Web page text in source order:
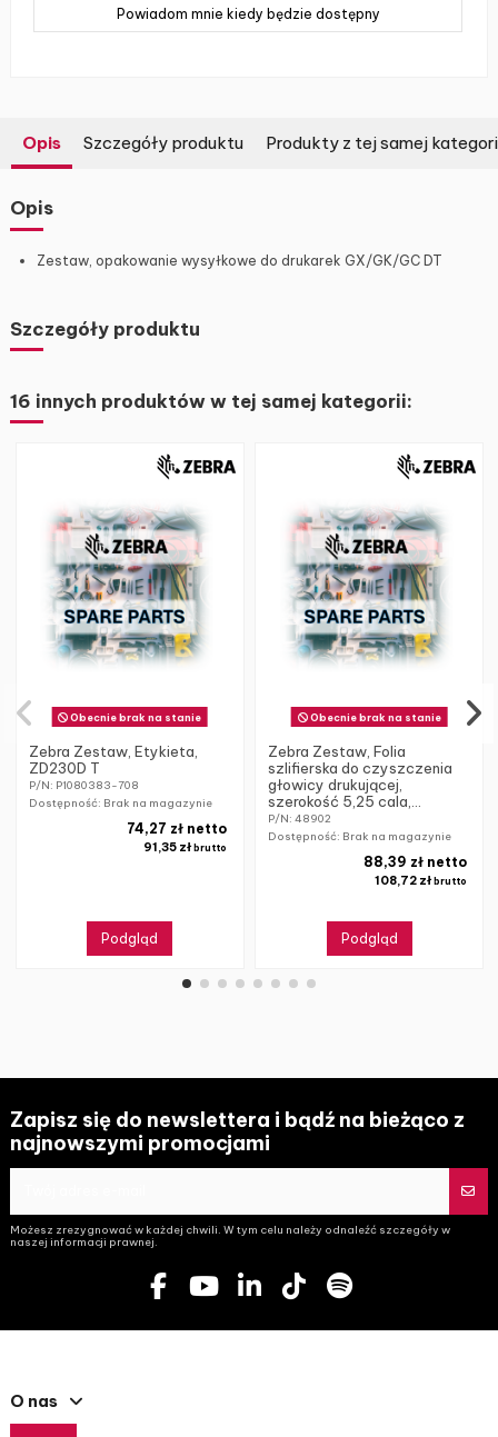
Opis Szczegóły produktu Produkty z tej samej
Opis
Zestaw, opakowanie wysyłkowe do drukarek GX/GK/GC DT
Szczegóły produktu
16 innych produktów w tej samej kategorii:
Obecnie brak na stanie
Zebra Zestaw, Etykieta,
ZD230D T
P/N: P1080383-708
Dostępność: Brak na magazynie
91,35 złbrutto
74,27 zł netto
Podgląd
Obecnie brak na stanie
Zebra Zestaw, Folia
szlifierska do czyszczenia
głowicy drukującej,
szerokość 5,25 cala,...
P/N: 48902
Dostępność: Brak na magazynie
108,72 zł brutto
88,39 zł netto
Podgląd
Zapisz się do newslettera i bądź na bieżąco z
najnowszymi promocjami
Możesz zrezygnować w każdej chwili. W tym celu należy odnaleźć szczegóły w
naszej informacji prawnej.
O nas